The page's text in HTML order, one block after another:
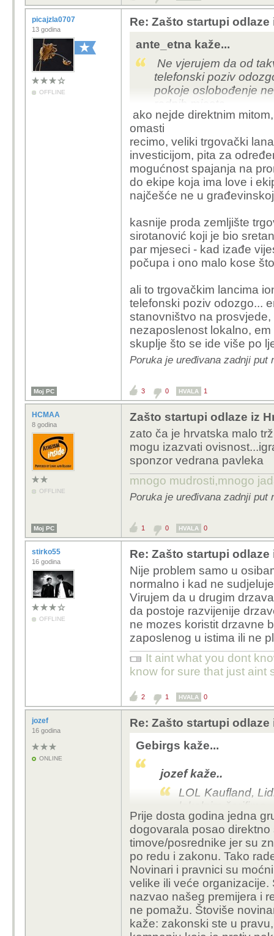
picajzla0707
13 godina
OFFLINE
Re: Zašto startupi
ante_etna kaže...
Ne vjerujem da od
telefonski poziv
pokoje oslobođenje
radnih mjesta.
ako nejde direktnim
omasti
recimo, veliki trgovački
investicijom, pita za
mogućnost spajanja na
do ekipe koja ima love i
najčešće ne u
kasnije proda zemljište
sirotanović koji je bio
par mjeseci - kad izađe
počupa i ono malo kose
ali to trgovačkim lancima
telefonski poziv odozgo...
stanovništvo na
nezaposlenost lokalno,
skuplje što se ide više po
Poruka je uređivana zadnji put
Moj PC 3 0 HVALA 1
HCMAA
8 godina
OFFLINE
Zašto startupi odlaze iz
zato ča je hrvatska malo
mogu izazvati
sponzor vedrana pavleka
mnogo mudrosti,mnogo
Poruka je uređivana zadnji put
Moj PC 1 0 HVALA 0
stirko55
16 godina
OFFLINE
Re: Zašto startupi
Nije problem samo u
normalno i kad ne
Virujem da u drugim
da postoje razvijenije
ne mozes koristit drzavne
zaposlenog u istima ili ne
It aint what you dont
know for sure that just aint
2 1 HVALA 0
jozef
16 godina
ONLINE
Re: Zašto startupi
Gebirgs kaže...
jozef kaže..
LOL Kaufland,
lokalnim
Sry, ali totalna je
isplacivao neku crnu
malog' tamo pokraj
Imaju odvjetnike,
milijuna na tebe u
pravnu ekipu koja ih
Prije dosta godina jedna
dogovarala posao
timove/posrednike jer su
po redu i zakonu. Tako
Novinari i pravnici su
velike ili veće
nazvao našeg premijera i
ne pomažu. Štoviše
kaže: zakonski ste u